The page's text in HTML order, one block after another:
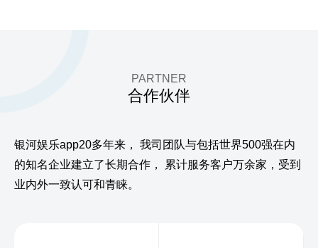
PARTNER
合作伙伴
银河娱乐app20多年来，
我司团队与包括世界500强在内
的知名企业建立了长期合作，
累计服务客户万余家，受到
业内外一致认可和青睐。